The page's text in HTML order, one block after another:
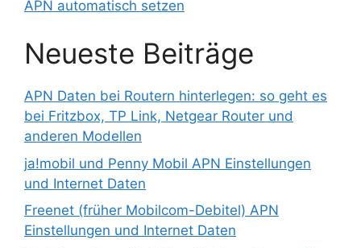
APN automatisch setzen
Neueste Beiträge
APN Daten bei Routern hinterlegen: so geht es
bei Fritzbox, TP Link, Netgear Router und
anderen Modellen
ja!mobil und Penny Mobil APN Einstellungen
und Internet Daten
Freenet (früher Mobilcom-Debitel) APN
Einstellungen und Internet Daten